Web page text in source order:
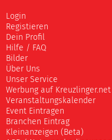
Login
Registieren
Dein Profil
Hilfe / FAQ
Bilder
Über Uns
Unser Service
Werbung auf Kreuzlinger.net
Veranstaltungskalender
Event Eintragen
Branchen Eintrag
Kleinanzeigen (Beta)